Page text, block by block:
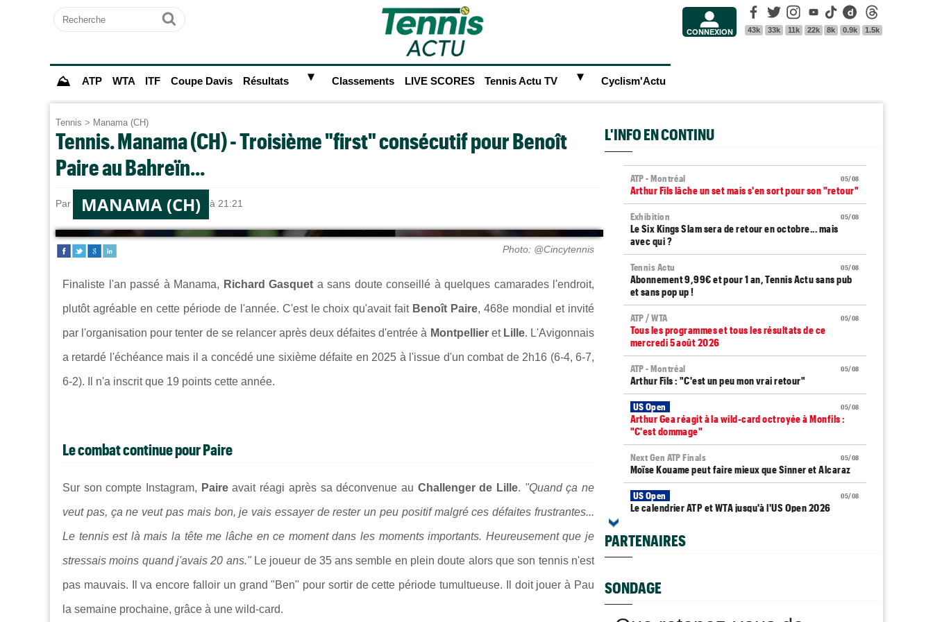
Recherche
Ok CONNEXION
Facebook
43k
Twitter
33k
Instagram
11k
Youtube
22k
Tik Tok
8k
Dailymotion
0.9k 1.5k
⛰ ATP WTA ITF Coupe Davis Résultats ► Classements LIVE SCORES Tennis Actu TV ► Cyclism'Actu
Tennis > Manama (CH)
Tennis. Manama (CH) - Troisième "first" consécutif pour Benoît
Paire au Bahreïn...
Par Jules HARODEle 12/02/2025 à 21:21
MANAMA (CH)
Photo: @Cincytennis
Finaliste l'an passé à Manama, Richard Gasquet a sans doute conseillé à quelques camarades l'endroit,
plutôt agréable en cette période de l'année. C'est le choix qu'avait faitBenoît Paire, 468e mondial et invité
par l'organisation pour tenter de se relancer après deux défaites d'entrée à Montpellier et Lille. L'Avigonnais
a retardé l'échéance mais il a concédé une sixième défaite en 2025 à l'issue d'un combat de 2h16 (6-4, 6-7,
6-2). Il n'a inscrit que 19 points cette année.
Le combat continue pour Paire
Sur son compte Instagram, Paireavait réagi après sa déconvenue au Challenger de Lille. "Quand ça ne
veut pas, ça ne veut pas mais bon, je vais essayer de rester un peu positif malgré ces défaites frustrantes...
Le tennis est là mais la tête me lâche en ce moment dans les moments importants. Heureusement que je
stressais moins quand j'avais 20 ans." Le joueur de 35 ans semble en plein doute alors que son tennis n'est
pas mauvais. Il va encore falloir un grand "Ben" pour sortir de cette période tumultueuse. Il doit jouer à Pau
la semaine prochaine, grâce à une wild-card.
L'INFO EN CONTINU
05/08
ATP - Montréal
Arthur Fils lâche un set mais s'en sort pour son "retour"
05/08
Exhibition
Le Six Kings Slam sera de retour en octobre... mais
avec qui ?
05/08
Tennis Actu
Abonnement 9,99€ et pour 1 an, Tennis Actu sans pub
et sans pop up !
05/08
ATP / WTA
Tous les programmes et tous les résultats de ce
mercredi 5 août 2026
05/08
ATP - Montréal
Arthur Fils : "C'est un peu mon vrai retour"
05/08
US Open
Arthur Gea réagit à la wild-card octroyée à Monfils :
"C'est dommage"
05/08
Next Gen ATP Finals
Moïse Kouame peut faire mieux que Sinner et Alcaraz
05/08
US Open
Le calendrier ATP et WTA jusqu'à l'US Open 2026
ATP - Montréal
Zverev : "Vous pensez que Djokovic se soucie d’une
prime ?"
WTA - Toronto
Elena Rybakina peut détrôner Aryna Sabalenka à
Toronto
PARTENAIRES
SONDAGE